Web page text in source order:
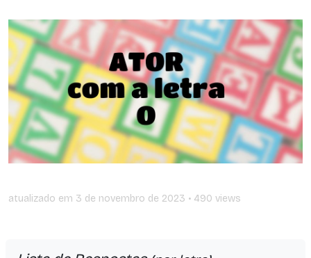
atualizado em 3 de novembro de 2023 • 490 views